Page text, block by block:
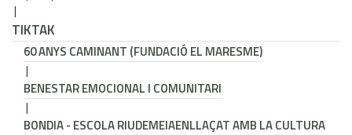
TIKTAK
60 ANYS CAMINANT (FUNDACIÓ EL MARESME)
BENESTAR EMOCIONAL I COMUNITARI
BONDIA - ESCOLA RIUDEMEIAENLLAÇAT AMB LA CULTURA